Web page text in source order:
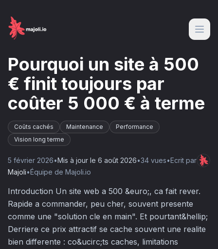
Pourquoi un site à 500
€ finit toujours par
coûter 5 000 € à terme
Coûts cachés Maintenance
Performance
Vision long terme
5 février 2026•Mis à jour le 6 août 2026•34 vues•Ecrit par
Majoli•Équipe de Majoli.io
Introduction Un site web a 500 &euro;, ca fait rever.
Rapide a commander, peu cher, souvent presente
comme une "solution cle en main". Et pourtant&hellip;
Derriere ce prix attractif se cache souvent une realite
bien differente : co&ucirc;ts caches, limitations